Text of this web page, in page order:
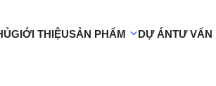
GIỚI THIỆUSẢN PHẨM DỰ ÁNTƯ VẤN